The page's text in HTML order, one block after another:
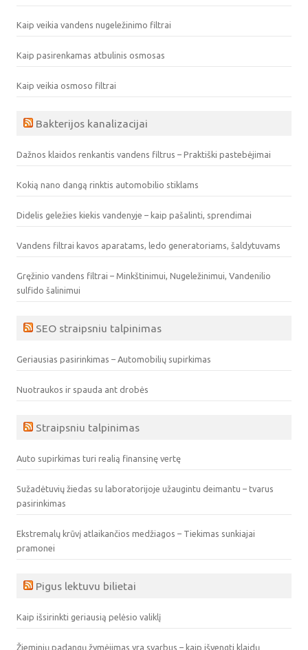
Kaip veikia vandens nugeležinimo filtrai
Kaip pasirenkamas atbulinis osmosas
Kaip veikia osmoso filtrai
Bakterijos kanalizacijai
Dažnos klaidos renkantis vandens filtrus – Praktiški pastebėjimai
Kokią nano dangą rinktis automobilio stiklams
Didelis geležies kiekis vandenyje – kaip pašalinti, sprendimai
Vandens filtrai kavos aparatams, ledo generatoriams, šaldytuvams
Gręžinio vandens filtrai – Minkštinimui, Nugeležinimui, Vandenilio
sulfido šalinimui
SEO straipsniu talpinimas
Geriausias pasirinkimas – Automobilių supirkimas
Nuotraukos ir spauda ant drobės
Straipsniu talpinimas
Auto supirkimas turi realią finansinę vertę
Sužadėtuvių žiedas su laboratorijoje užaugintu deimantu – tvarus
pasirinkimas
Ekstremalų krūvį atlaikančios medžiagos – Tiekimas sunkiajai
pramonei
Pigus lektuvu bilietai
Kaip išsirinkti geriausią pelėsio valiklį
Žieminių padangų žymėjimas yra svarbus – kaip išvengti klaidų